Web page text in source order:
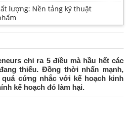
lượng: Nền tảng kỹ thuật
chỉ ra 5 điều mà hầu hết các
thiếu. Đồng thời nhấn mạnh,
cứng nhắc với kế hoạch kinh
kế hoạch đó làm hại.